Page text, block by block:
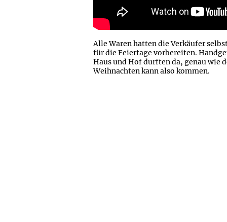
Alle Waren hatten die Verkäufer
für die Feiertage vorbereiten.
Haus und Hof durften da, genau wie
Weihnachten kann also kommen.